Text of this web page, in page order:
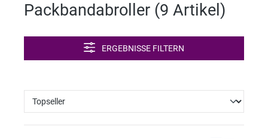
Packbandabroller (9 Artikel )
ERGEBNISSE FILTERN